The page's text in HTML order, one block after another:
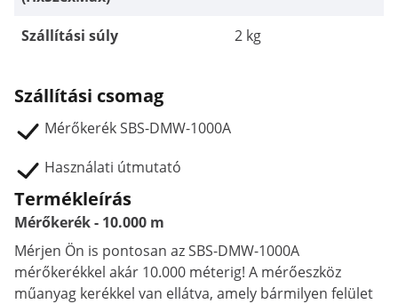
Szállítási súly
2 kg
Szállítási csomag
Mérőkerék SBS-DMW-1000A
Használati útmutató
Termékleírás
Mérőkerék - 10.000 m
Mérjen Ön is pontosan az SBS-DMW-1000A
mérőkerékkel akár 10.000 méterig! A mérőeszköz
műanyag kerékkel van ellátva, amely bármilyen felület